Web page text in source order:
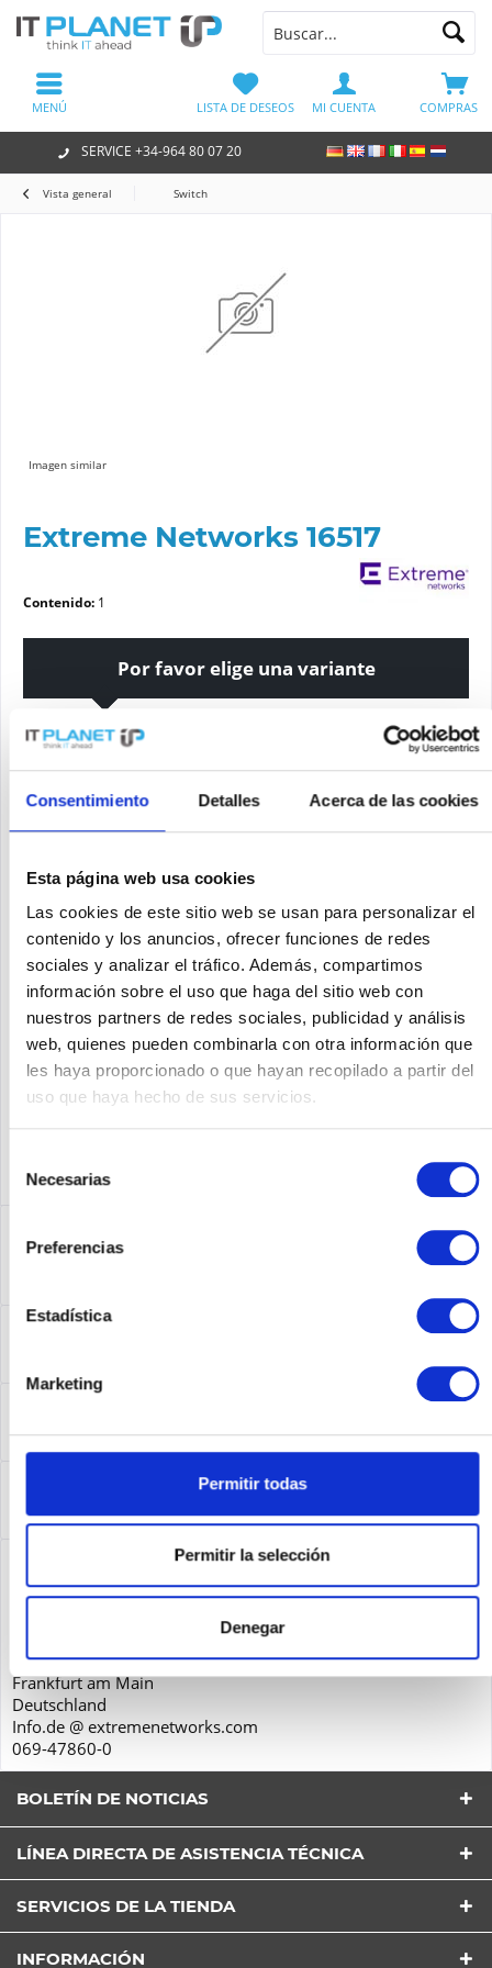
Consentimiento Detalles Acerca de las cookies
Esta página web usa cookies
Las cookies de este sitio web se usan para personalizar el
contenido y los anuncios, ofrecer funciones de redes
sociales y analizar el tráfico. Además, compartimos
información sobre el uso que haga del sitio web con
nuestros partners de redes sociales, publicidad y análisis
web, quienes pueden combinarla con otra información que
les haya proporcionado o que hayan recopilado a partir del
uso que haya hecho de sus servicios.
Necesarias
Preferencias
Estadística
Marketing
Permitir todas
Permitir la selección
Denegar
SERVICE +34-964 80 07 20
COMPRAS
LISTA DE DESEOS MI CUENTA
MENÚ
Vista general Switch
Imagen similar
Extreme Networks 16517
Contenido: 1
Por favor elige una variante
Estado del artículo
Solicite un precio
SOLICITE UN PRECIO
He leído laPolítica de Privacidadentender y estar
Los campos con * son obligatorios
Envía
Recordar Solicitud de oferta de articulo
Fabricante No: 16517
16517 | Produktinformationen Produktbeschreibung
Acerca del fabricante
Leasingmás
Servicemás
Seguridad de los productos
Extreme Networks GmbH
60486
Frankfurt am Main
Deutschland
Info.de @ extremenetworks.com
069-47860-0
BOLETÍN DE NOTICIAS
LÍNEA DIRECTA DE ASISTENCIA TÉCNICA
SERVICIOS DE LA TIENDA
INFORMACIÓN